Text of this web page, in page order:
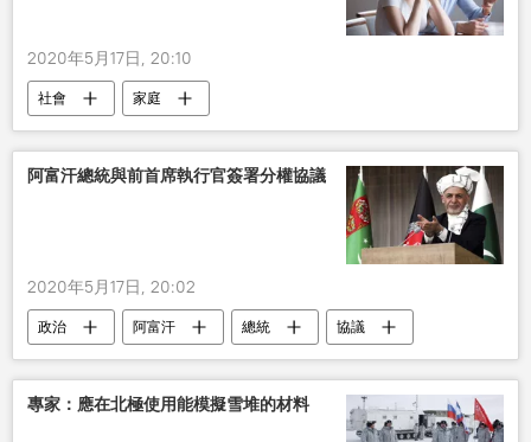
2020年5月17日, 20:10
社會 家庭
阿富汗總統與前首席執行官簽署分權協議
2020年5月17日, 20:02
政治 阿富汗 總統 協議
專家：應在北極使用能模擬雪堆的材料